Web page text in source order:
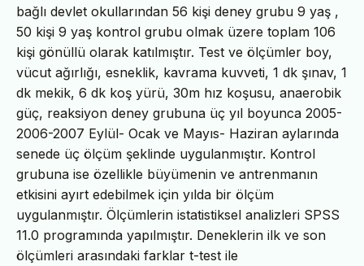
bağlı devlet okullarından 56 kişi deney grubu 9 yaş ,
50 kişi 9 yaş kontrol grubu olmak üzere toplam 106
kişi gönüllü olarak katılmıştır. Test ve ölçümler boy,
vücut ağırlığı, esneklik, kavrama kuvveti, 1 dk şınav, 1
dk mekik, 6 dk koş yürü, 30m hız koşusu, anaerobik
güç, reaksiyon deney grubuna üç yıl boyunca 2005-
2006-2007 Eylül- Ocak ve Mayıs- Haziran aylarında
senede üç ölçüm şeklinde uygulanmıştır. Kontrol
grubuna ise özellikle büyümenin ve antrenmanın
etkisini ayırt edebilmek için yılda bir ölçüm
uygulanmıştır. Ölçümlerin istatistiksel analizleri SPSS
11.0 programında yapılmıştır. Deneklerin ilk ve son
ölçümleri arasındaki farklar t-test ile